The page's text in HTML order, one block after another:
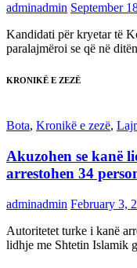
adminadmin September
Kandidati për kryetar të
paralajmëroi se që në
KRONIKË E ZEZË
Bota, Kronikë e zezë,
Akuzohen se kanë
arrestohen 34
adminadmin February 3,
Autoritetet turke i kanë
lidhje me Shtetin Islamik